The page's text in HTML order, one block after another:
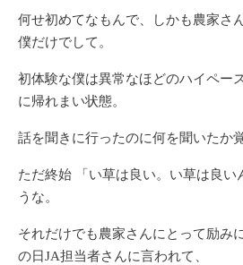
何せ初めてなもんで、しかも農家さ
僕だけでして。
初体験な僕は異常なほどのハイペー
に帰れまい状態。
話を聞きに行ったのに何を聞いたか
ただ終始 「い草は良い。い草は良い
うな。
それだけでも農家さんにとって励み
の日JA担当者さんに言われて、